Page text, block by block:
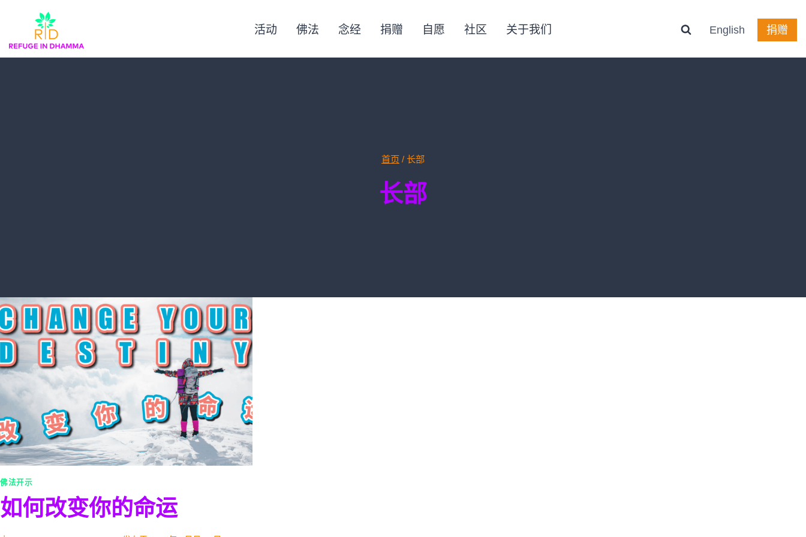
到
内
活动 佛法 念经 捐赠 自愿 社区 关于我们 English 捐赠
首页 / 长部
长部
佛法开示
如何改变你的命运